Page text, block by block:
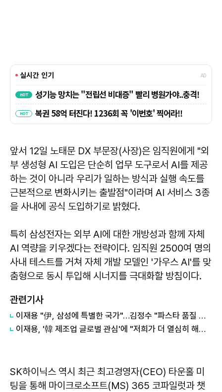
앞서 12일 노태문 DX 부문장(사장)은 임직원에게 "외
부 생성형 AI 도입은 단순히 업무 도구로서 AI를 제공
하는 것이 아니라 우리가 일하는 방식과 실행 속도를
근본적으로 변화시키는 출발점"이라며 AI 서비스 3종
을 사내에 공식 도입하기로 밝혔다.
특히 삼성전자는 외부 AI에 대한 개방성과 함께 자체
AI 역량을 키우겠다는 전략이다. 임직원 2500여 명의
사내 테스트를 거쳐 자체 개발 모델인 '가우스 AI'를 맞
춤형으로 동시 투입해 시너지를 극대화할 방침이다.
관련기사
이재용 "伊, 삼성에 특별한 국가"…김정수 "파스타 품질 연구개발"
이재용, '韓 제조업 글로벌 관심'에 "저희가 더 열심히 해야죠"
SK하이닉스 역시 최근 최고경영자(CEO) 타운홀 미
팅을 통해 마이크로소프트(MS) 365 코파일럿과 챗